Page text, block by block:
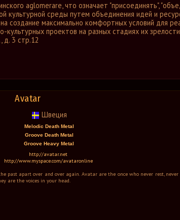
aglomerare, что означает "присоединять",
культурной среды путем объединения идей и
создание максимально комфортных условий для
культурных проектов на разных стадиях их
д. 3 стр.12
Avatar
Швеция
Melodic Death Metal
Groove Death Metal
Groove Heavy Metal
http://avatar.net
http://www.myspace.com/avataronline
past apart over and over again. Avatar are the once who never rest,
are the voices in your head.